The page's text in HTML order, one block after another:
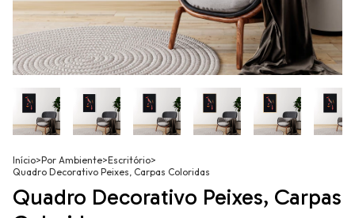
Início>Por Ambiente>Escritório>
Quadro Decorativo Peixes, Carpas Coloridas
Quadro Decorativo Peixes, Carpas